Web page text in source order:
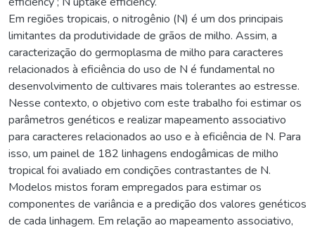
Em regiões tropicais, o nitrogênio (N) é um dos principais
limitantes da produtividade de grãos de milho. Assim, a
caracterização do germoplasma de milho para caracteres
relacionados à eficiência do uso de N é fundamental no
desenvolvimento de cultivares mais tolerantes ao estresse.
Nesse contexto, o objetivo com este trabalho foi estimar os
parâmetros genéticos e realizar mapeamento associativo
para caracteres relacionados ao uso e à eficiência de N. Para
isso, um painel de 182 linhagens endogâmicas de milho
tropical foi avaliado em condições contrastantes de N.
Modelos mistos foram empregados para estimar os
componentes de variância e a predição dos valores genéticos
de cada linhagem. Em relação ao mapeamento associativo,